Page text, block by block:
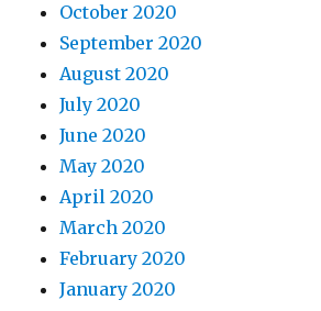
October 2020
September 2020
August 2020
July 2020
June 2020
May 2020
April 2020
March 2020
February 2020
January 2020